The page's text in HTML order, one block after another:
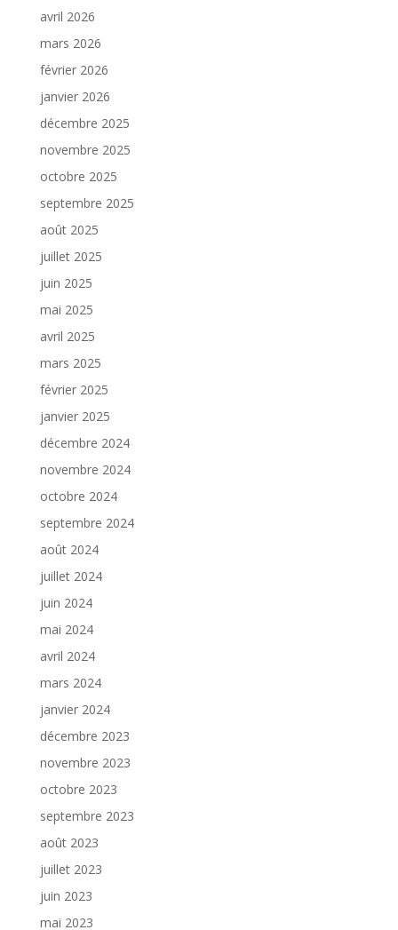
avril 2026
mars 2026
février 2026
janvier 2026
décembre 2025
novembre 2025
octobre 2025
septembre 2025
août 2025
juillet 2025
juin 2025
mai 2025
avril 2025
mars 2025
février 2025
janvier 2025
décembre 2024
novembre 2024
octobre 2024
septembre 2024
août 2024
juillet 2024
juin 2024
mai 2024
avril 2024
mars 2024
janvier 2024
décembre 2023
novembre 2023
octobre 2023
septembre 2023
août 2023
juillet 2023
juin 2023
mai 2023